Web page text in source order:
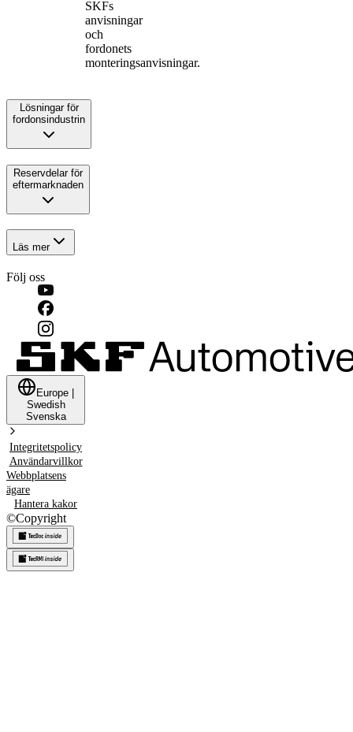
SKFs
anvisningar
och
fordonets
monteringsanvisningar.
Lösningar för
fordonsindustrin
Reservdelar för
eftermarknaden
Läs mer
Följ oss
Europe
Swedish
Svenska
Integritetspolicy
Användarvillkor
Webbplatsens
ägare
Hantera kakor
©Copyright